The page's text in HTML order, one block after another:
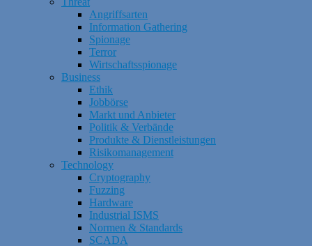
Angriffsarten
Information Gathering
Spionage
Terror
Wirtschaftsspionage
Business
Ethik
Jobbörse
Markt und Anbieter
Politik & Verbände
Produkte & Dienstleistungen
Risikomanagement
Technology
Cryptography
Fuzzing
Hardware
Industrial ISMS
Normen & Standards
SCADA